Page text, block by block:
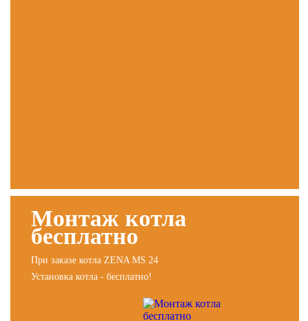
Монтаж котла
бесплатно
При заказе котла ZENA MS 24
Установка котла - бесплатно!